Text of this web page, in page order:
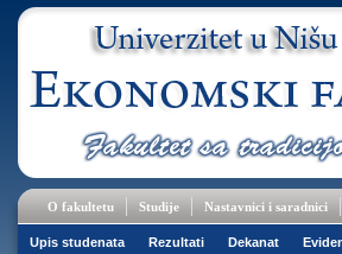
O fakultetu Studije Nastavnici i saradnici
Upis studenata Rezultati Dekanat